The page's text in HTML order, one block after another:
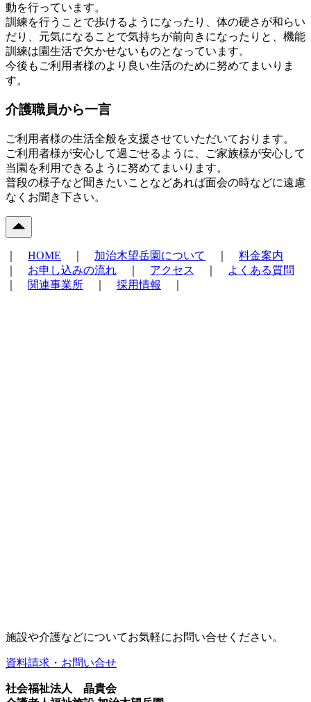
動を行っています。
訓練を行うことで歩けるようになったり、体の硬さが和らい
だり、元気になることで気持ちが前向きになったりと、機能
訓練は園生活で欠かせないものとなっています。
今後もご利用者様のより良い生活のために努めてまいりま
す。
介護職員から一言
ご利用者様の生活全般を支援させていただいております。
ご利用者様が安心して過ごせるように、ご家族様が安心して
当園を利用できるように努めてまいります。
普段の様子など聞きたいことなどあれば面会の時などに遠慮
なくお聞き下さい。
HOME 加治木望岳園について
料金案内
お申し込みの流れ アクセス
よくある質問
関連事業所 採用情報
施設や介護などについてお気軽にお問い合せください。
資料請求・お問い合せ
社会福祉法人 晶貴会